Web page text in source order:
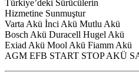
Türkiye’deki Sürücülerin
Hizmetine Sunmuştur
Varta Akü İnci Akü Mutlu Akü
Bosch Akü Duracell Hugel Akü
Exiad Akü Mool Akü Fiamm Akü
AGM EFB START STOP AKÜ